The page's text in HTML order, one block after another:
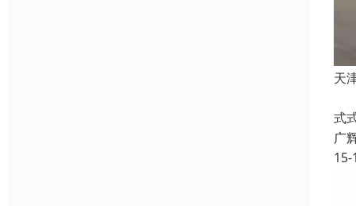
天
式
广
15-